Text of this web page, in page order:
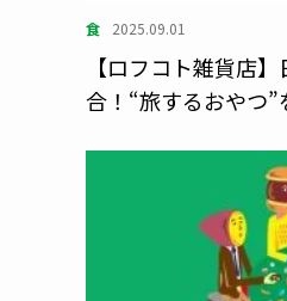
食 2025.09.01
【ロフコト雑貨店
合！“旅するおやつ”